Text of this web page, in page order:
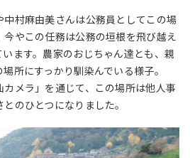
村麻由美さんは公務員としてこの場
やこの任務は公務の垣根を飛び越え
ます。農家のおじちゃん達とも、親
所にすっかり馴染んでいる様子。
メラ」を通じて、この場所は他人事
のひとつになりました。